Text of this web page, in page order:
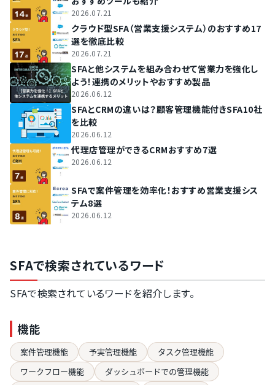
2026.07.21
クラウド型SFA（営業支援システム）のおすすめ17
選を徹底比較
2026.07.21
SFAと他システムを組み合わせて営業力を強化し
よう！連携のメリットやおすすめ製品
2026.06.12
SFAとCRMの違いは？顧客管理機能付きSFA10社
を比較
2026.06.12
代理店管理ができるCRMおすすめ7選
2026.06.12
SFAで案件管理を効率化！おすすめ営業支援シス
テム8選
2026.06.12
SFAで検索されているワード
SFAで検索されているワードを紹介します。
機能
案件管理機能 予実管理機能
タスク管理機能
ワークフロー機能
ダッシュボードでの管理機能